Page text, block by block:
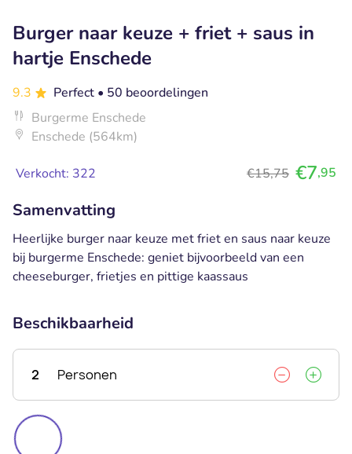
Burger naar keuze + friet + saus in
hartje Enschede
9.3 Perfect • 50 beoordelingen
Burgerme Enschede
Enschede (564km)
Verkocht: 322 €15,75 €7,95
Samenvatting
Heerlijke burger naar keuze met friet en saus naar keuze
bij burgerme Enschede: geniet bijvoorbeeld van een
cheeseburger, frietjes en pittige kaassaus
Beschikbaarheid
2 Personen